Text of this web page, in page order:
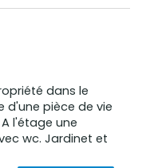
dans le
d'une pièce de vie
l'étage une
wc. Jardinet et